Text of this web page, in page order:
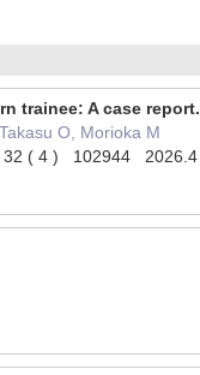
trainee: A case report.
O, Morioka M
32 ( 4 ) 102944 2026.4